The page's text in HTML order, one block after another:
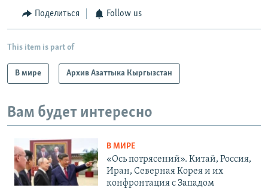
Поделиться Follow us
This item is part of
В мире Архив Азаттыка Кыргызстан
Вам будет интересно
В МИРЕ
«Ось потрясений». Китай, Россия,
Иран, Северная Корея и их
конфронтация с Западом